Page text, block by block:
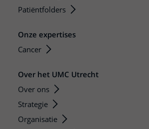
Patiëntfolders
Onze expertises
Cancer
Over het UMC Utrecht
Over ons
Strategie
Organisatie